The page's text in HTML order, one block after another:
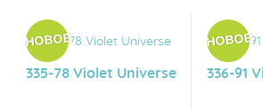
335-78 Violet Universe 336-91